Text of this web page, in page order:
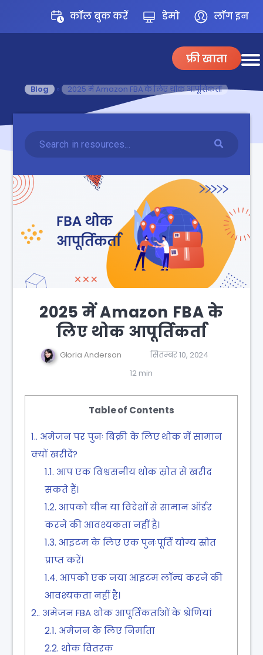
कॉल बुक करें डेमो लॉग इन
फ्री खाता
Blog » 2025 में Amazon FBA के लिए थोक आपूर्तिकर्ता
2025 में Amazon FBA के
लिए थोक आपूर्तिकर्ता
Gloria Anderson
सितम्बर 10, 2024
12 min
Table of Contents
1. अमेजन पर पुनः बिक्री के लिए थोक में सामान
क्यों खरीदें?
1.1. आप एक विश्वसनीय थोक स्रोत से खरीद
सकते हैं।
1.2. आपको चीन या विदेशों से सामान ऑर्डर
करने की आवश्यकता नहीं है।
1.3. आइटम के लिए एक पुनःपूर्ति योग्य स्रोत
प्राप्त करें।
1.4. आपको एक नया आइटम लॉन्च करने की
आवश्यकता नहीं है।
2. अमेजन FBA थोक आपूर्तिकर्ताओं के श्रेणियां
2.1. अमेजन के लिए निर्माता
2.2. थोक वितरक